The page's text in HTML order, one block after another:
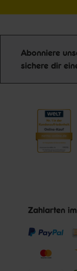
Abonniere
sichere dir
Zahlarten